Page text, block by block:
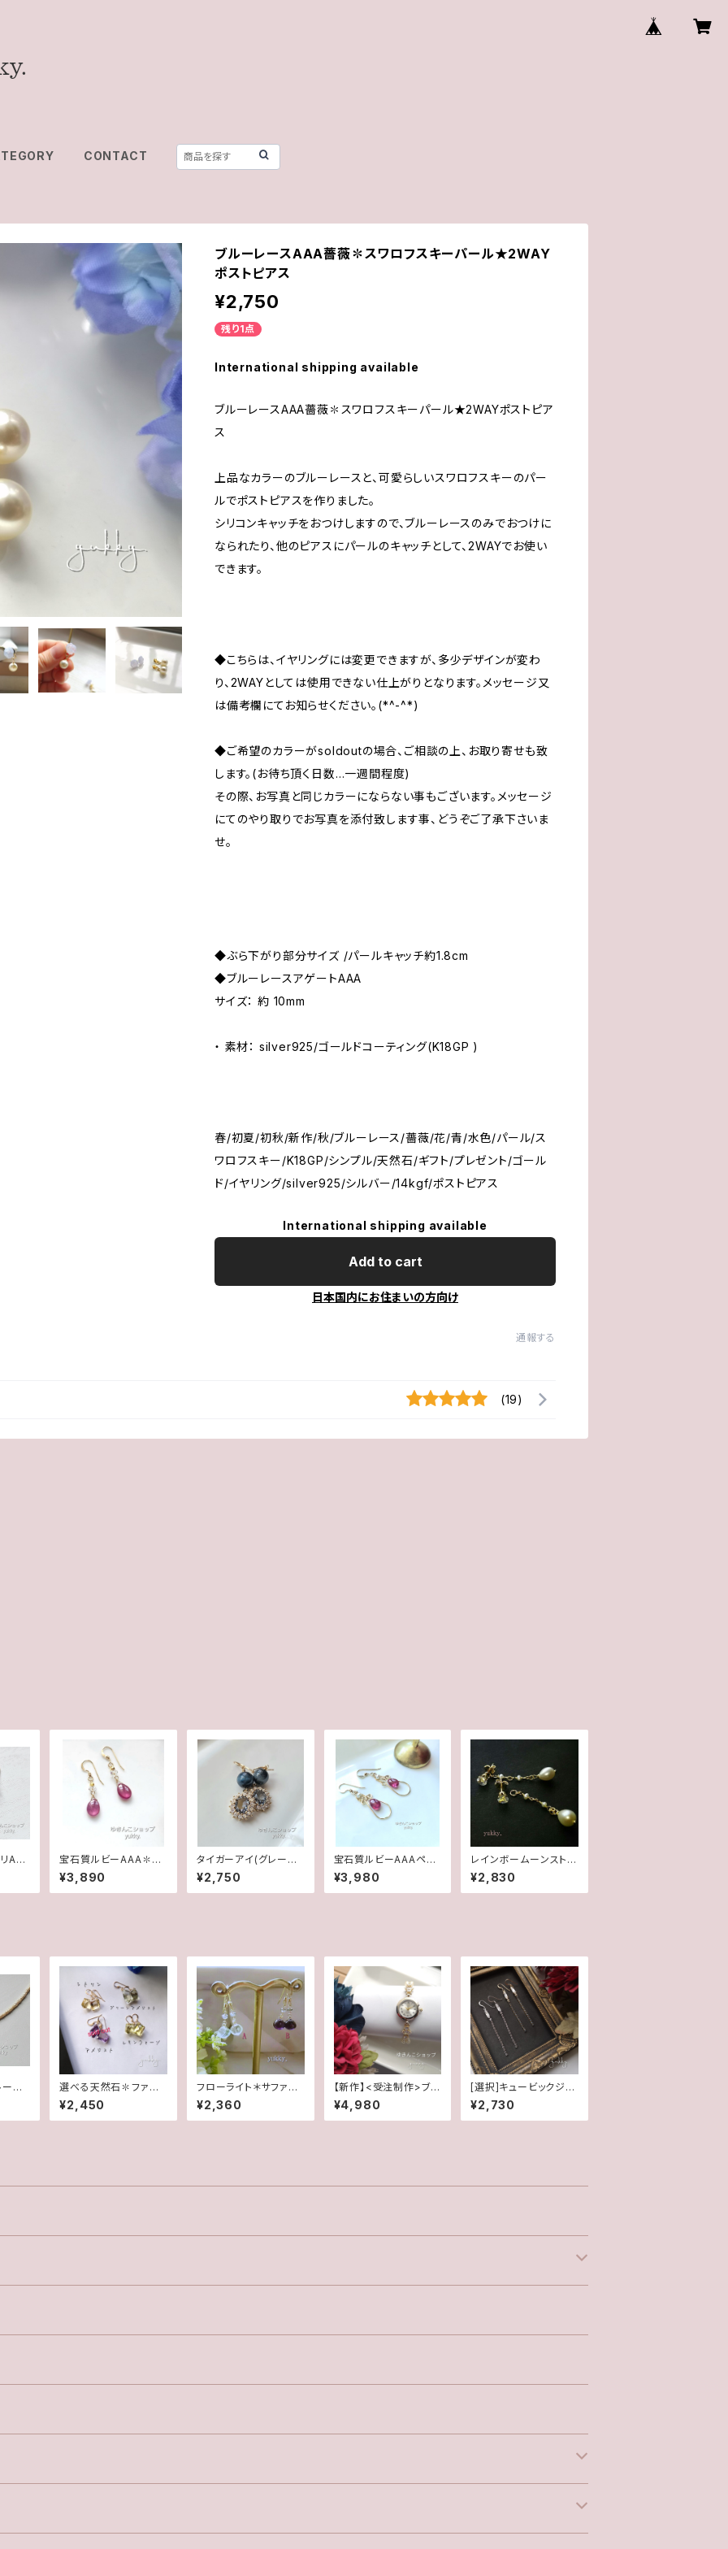
CONTACT
ブルーレースAAA薔薇✽スワロフスキーパール★2WAY
ポストピアス
¥2,750
残り1点
International shipping available
ブルーレースAAA薔薇✽スワロフスキーパール★2WAYポストピア
ス
上品なカラーのブルーレースと、可愛らしいスワロフスキーのパー
ルでポストピアスを作りました。
シリコンキャッチをおつけしますので、ブルーレースのみでおつけに
なられたり、他のピアスにパールのキャッチとして、2WAYでお使い
できます。
◆こちらは、イヤリングには変更できますが、多少デザインが変わ
り、2WAYとしては使用できない仕上がりとなります。メッセージ又
は備考欄にてお知らせください。(*^-^*)
◆ご希望のカラーがsoldoutの場合、ご相談の上、お取り寄せも致
します。(お待ち頂く日数…一週間程度)
その際、お写真と同じカラーにならない事もございます。メッセージ
にてのやり取りでお写真を添付致します事、どうぞご了承下さいま
せ。
◆ぶら下がり部分サイズ /パールキャッチ約1.8cm
◆ブルーレースアゲートAAA
サイズ： 約 10mm
・ 素材： silver925/ゴールドコーティング(K18GP )
春/初夏/初秋/新作/秋/ブルーレース/薔薇/花/青/水色/パール/ス
ワロフスキー/K18GP/シンプル/天然石/ギフト/プレゼント/ゴール
ド/イヤリング/silver925/シルバー/14kgf/ポストピアス
International shipping available
Add to cart
日本国内にお住まいの方向け
通報する
(19)
AAA
宝石質ルビーAAA✽ク
リスタル14kgfデザイン
ピアス/イヤリング
¥3,890
タイガーアイ(グレーカ
ラー)✽フレームガラス1
4kgfピアス/イヤリング
¥2,750
宝石質ルビーAAAペア
シェイプ✽淡水パール1
4kgfデザインピアス/イ
ヤリング
¥3,980
レインボームーンストー
ン＊淡水2wayポストピ
アス14kgf
¥2,830
ジ
選べる天然石✽ファン
シーシェイプ＊(1ペア)1
4kgfピアス
¥2,450
フローライト＊サファイ
ヤ(AorB)1ペア♪14kg
fピアス
¥2,360
【新作】<受注制作>ブレ
ス腕時計★キュービック
ジルコニア(ゴールド)
¥4,980
[選択]キュービックジル
コニア&スワロフスキー
(1ペア)✽ライン14kgf/
SFピアス/イヤリング
¥2,730